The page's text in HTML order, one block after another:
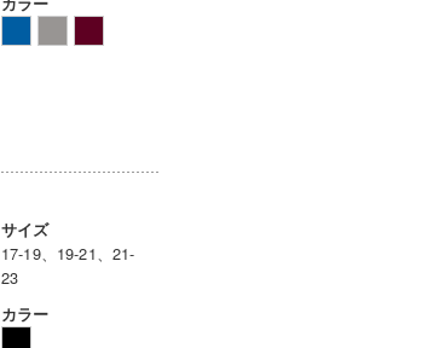
サイズ
17-19、19-21、21-
23
カラー